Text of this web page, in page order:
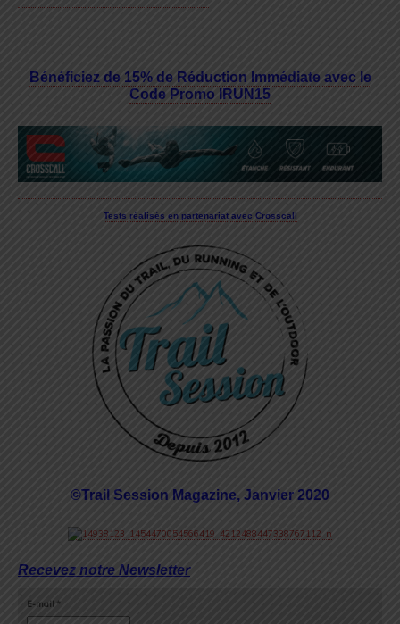
Bénéficiez de 15% de Réduction Immédiate avec le
Code Promo IRUN15
Tests réalisés en partenariat avec Crosscall
©Trail Session Magazine, Janvier 2020
Recevez notre Newsletter
E-mail *